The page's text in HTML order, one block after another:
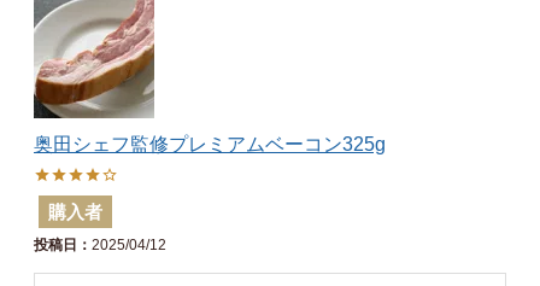
奥田シェフ監修プレミアムベーコン325g
購入者
投稿日 2025/04/12